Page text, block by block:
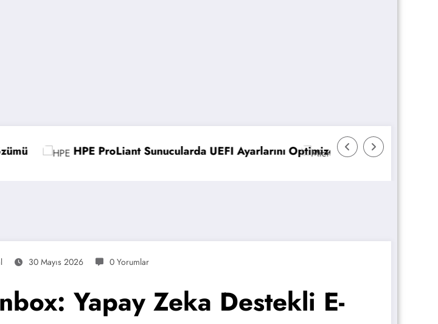
UEFI Ayarlarını Optimize EtmeMicrosoft 365 Copilot: Yeni Özellikler ve
30 Mayıs 2026 0 Yorumlar
Yapay Zeka Destekli E-